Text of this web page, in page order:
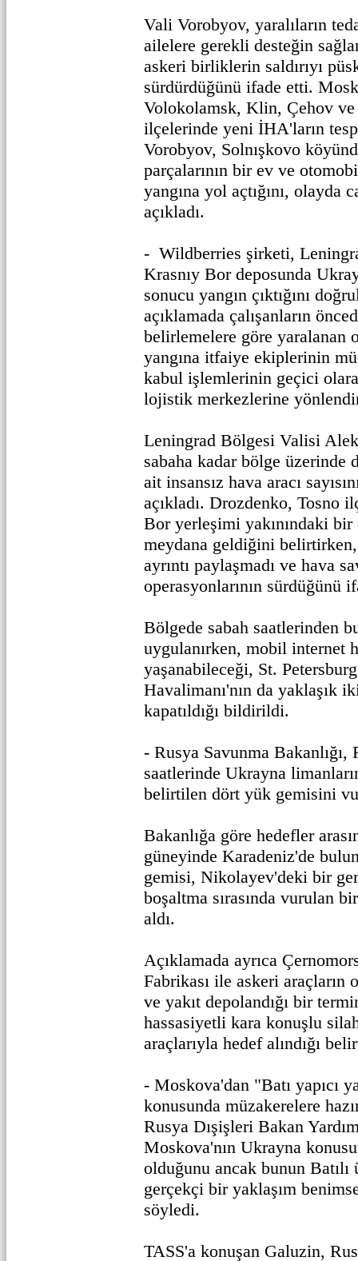
Vali Vorobyov, yaralıların
ailelere gerekli desteğin
askeri birliklerin saldırıyı
sürdürdüğünü ifade etti.
Volokolamsk, Klin, Çehov ve
ilçelerinde yeni İHA'ların
Vorobyov, Solnışkovo
parçalarının bir ev ve
yangına yol açtığını, olayda
açıkladı.
- Wildberries şirketi,
Krasnıy Bor deposunda
sonucu yangın çıktığını
açıklamada çalışanların
belirlemelere göre yaralanan
yangına itfaiye ekiplerinin
kabul işlemlerinin geçici
lojistik merkezlerine
Leningrad Bölgesi Valisi
sabaha kadar bölge üzerinde
ait insansız hava aracı
açıkladı. Drozdenko, Tosno
Bor yerleşimi yakınındaki
meydana geldiğini
ayrıntı paylaşmadı ve hava
operasyonlarının sürdüğünü
Bölgede sabah saatlerinden
uygulanırken, mobil internet
yaşanabileceği, St.
Havalimanı'nın da yaklaşık
kapatıldığı bildirildi.
- Rusya Savunma Bakanlığı,
saatlerinde Ukrayna
belirtilen dört yük gemisini
Bakanlığa göre hedefler
güneyinde Karadeniz'de
gemisi, Nikolayev'deki bir
boşaltma sırasında vurulan
aldı.
Açıklamada ayrıca
Fabrikası ile askeri araçların
ve yakıt depolandığı bir
hassasiyetli kara konuşlu
araçlarıyla hedef alındığı
- Moskova'dan "Batı yapıcı
konusunda müzakerelere
Rusya Dışişleri Bakan
Moskova'nın Ukrayna
olduğunu ancak bunun Batılı
gerçekçi bir yaklaşım
söyledi.
TASS'a konuşan Galuzin,